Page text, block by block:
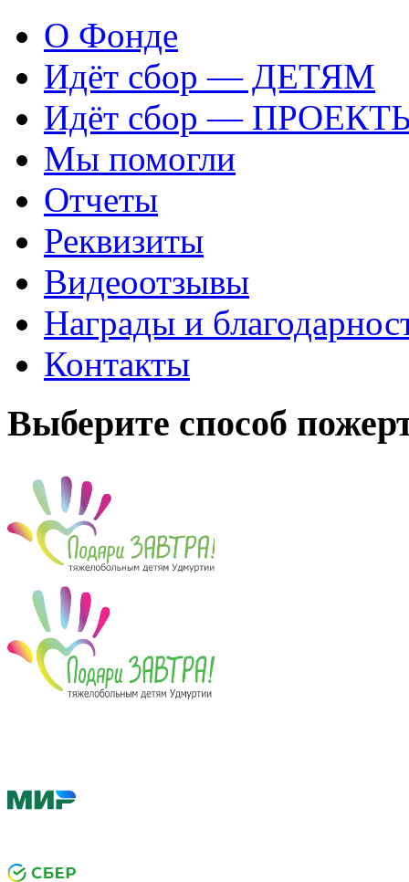
О Фонде
Идёт сбор — ДЕТЯМ
Идёт сбор —
Мы помогли
Отчеты
Реквизиты
Видеоотзывы
Награды и
Контакты
Выберите способ